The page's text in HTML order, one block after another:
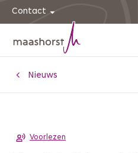
Contact
HomeNieuws
Voorlezen